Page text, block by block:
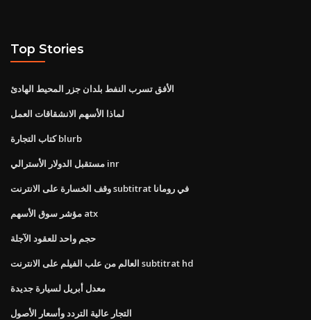
Top Stories
الأفق تسرب النفط بلدان جزر المحيط الهادئ
لماذا الأسهم الانشقاقات العمل
كتاب التجارة blurb
مستقبل الدولار الأسترالي inr
وقف الخسارة على الانترنت subtitrat في رومانا
مؤشر سوق الأسهم atx
حجم واحد للعقود الآجلة
العالم من علب الفيلم على الانترنت subtitrat hd
معدل أبريل لسيارة جديدة
التجار عالية التردد وأسعار الأصول